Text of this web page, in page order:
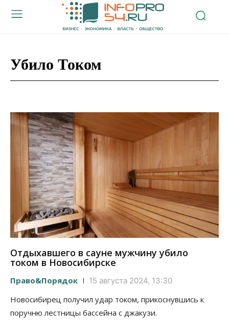
Убило Током
Отдыхавшего в сауне мужчину убило
током в Новосибирске
Право&Порядок 15 августа 2024, 13:30
Новосибирец получил удар током, прикоснувшись к
поручню лестницы бассейна с джакузи.